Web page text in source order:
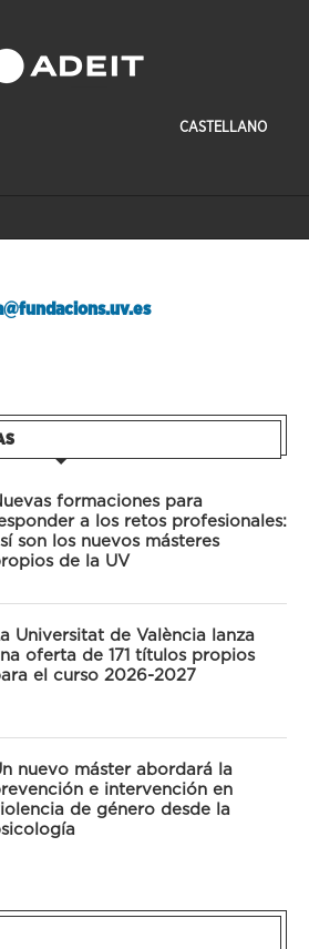
CASTELLANO
formaciones para
a los retos profesionales:
son los nuevos másteres
de la UV
Universitat de València lanza
oferta de 171 títulos propios
el curso 2026-2027
nuevo máster abordará la
e intervención en
de género desde la